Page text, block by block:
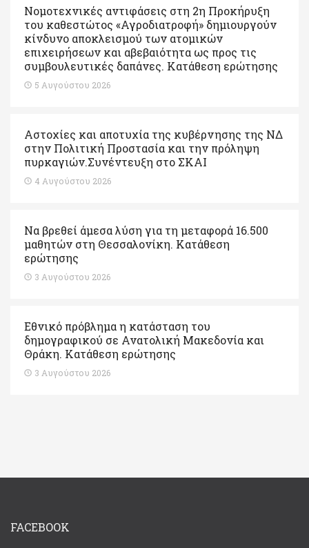
Νομοτεχνικές αντιφάσεις στη 2η Προκήρυξη
του καθεστώτος «Αγροδιατροφή» δημιουργούν
κίνδυνο αποκλεισμού των ατομικών
επιχειρήσεων και αβεβαιότητα ως προς τις
συμβουλευτικές δαπάνες. Κατάθεση ερώτησης
5 Αυγούστου 2026
Αστοχίες και αποτυχία της κυβέρνησης της ΝΔ
στην Πολιτική Προστασία και την πρόληψη
πυρκαγιών.Συνέντευξη στο ΣΚΑΙ
4 Αυγούστου 2026
Να βρεθεί άμεσα λύση για τη μεταφορά 16.500
μαθητών στη Θεσσαλονίκη. Κατάθεση
ερώτησης
3 Αυγούστου 2026
Εθνικό πρόβλημα η κατάσταση του
δημογραφικού σε Ανατολική Μακεδονία και
Θράκη. Κατάθεση ερώτησης
3 Αυγούστου 2026
FACEBOOK